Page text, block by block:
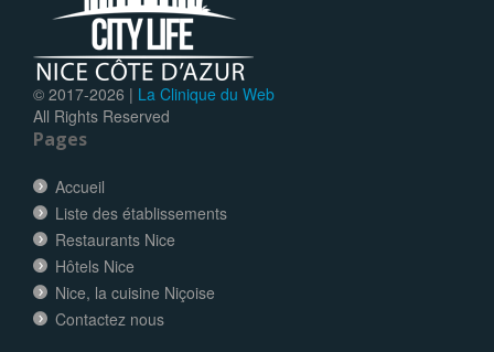
© 2017-2026 | La Clinique du Web
All Rights Reserved
Pages
Accueil
Liste des établissements
Restaurants Nice
Hôtels Nice
Nice, la cuisine Niçoise
Contactez nous